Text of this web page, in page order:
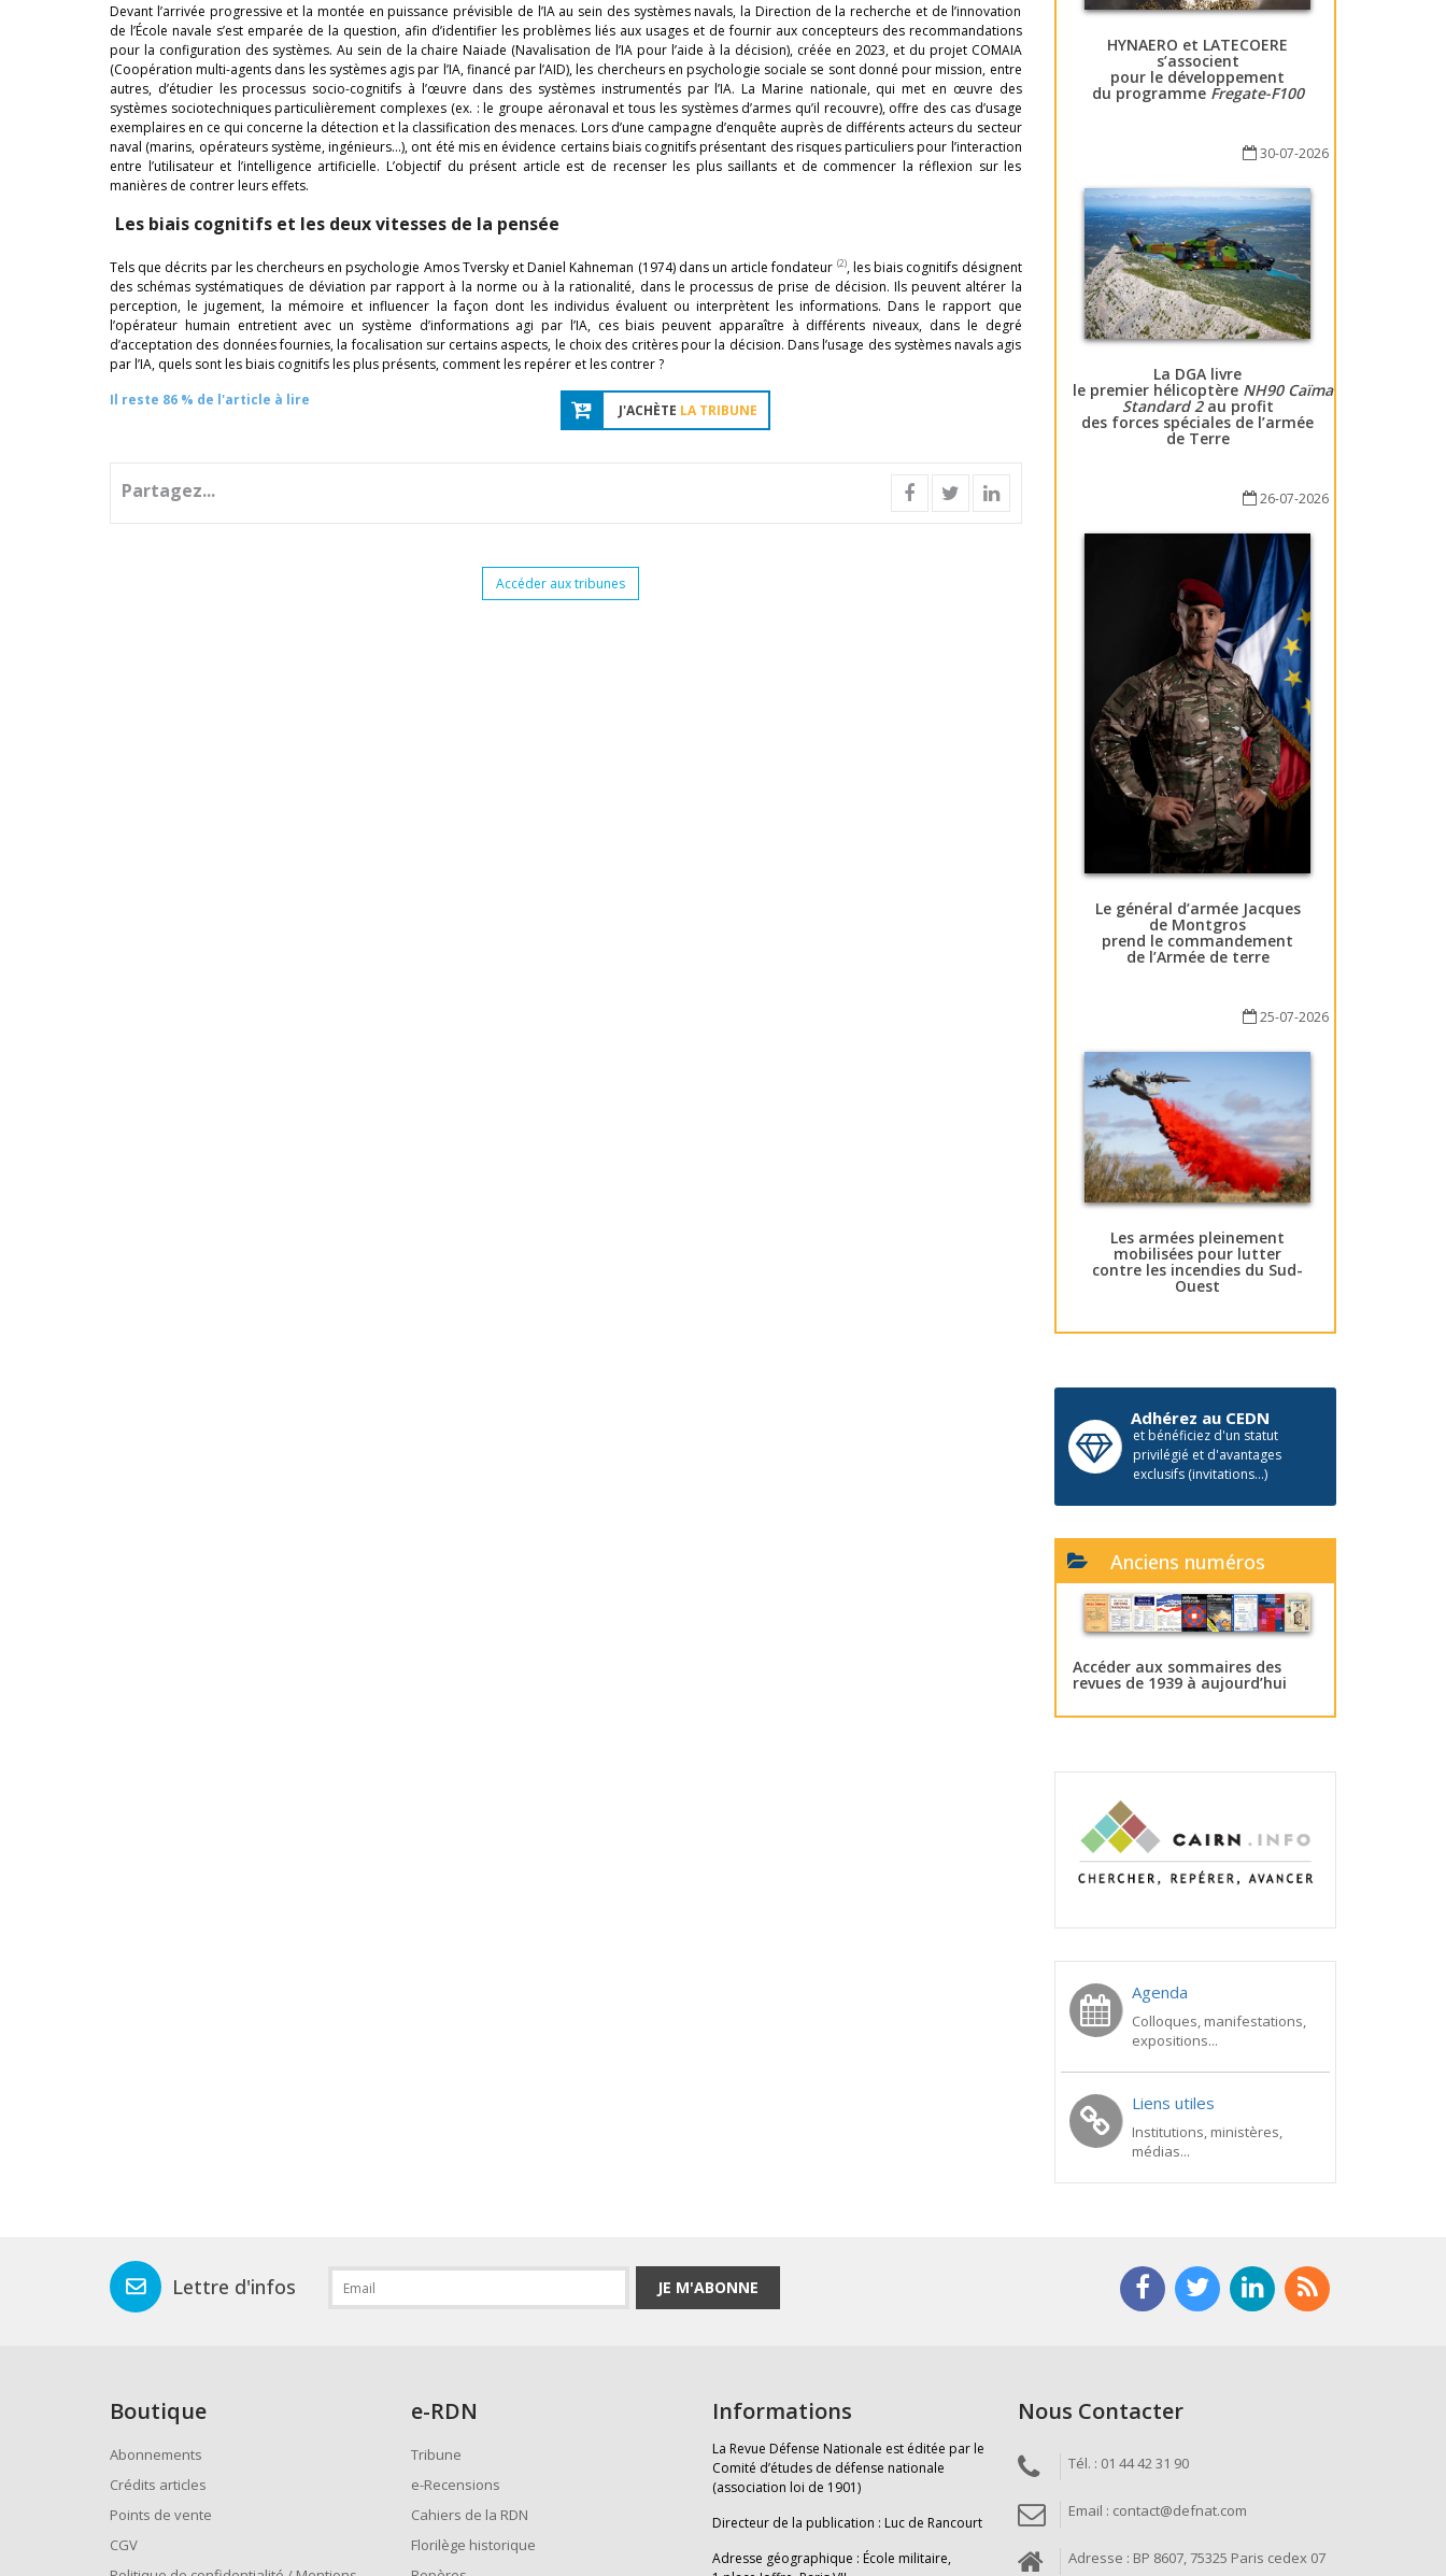
Devant l’arrivée progressive et la montée en puissance prévisible de l’IA au sein des systèmes navals, la Direction de la recherche et de l’innovation
de l’École navale s’est emparée de la question, afin d’identifier les problèmes liés aux usages et de fournir aux concepteurs des recommandations
pour la configuration des systèmes. Au sein de la chaire Naiade (Navalisation de l’IA pour l’aide à la décision), créée en 2023, et du projet COMAIA
(Coopération multi-agents dans les systèmes agis par l’IA, financé par l’AID), les chercheurs en psychologie sociale se sont donné pour mission, entre
autres, d’étudier les processus socio-cognitifs à l’œuvre dans des systèmes instrumentés par l’IA. La Marine nationale, qui met en œuvre des
systèmes sociotechniques particulièrement complexes (ex. : le groupe aéronaval et tous les systèmes d’armes qu’il recouvre), offre des cas d’usage
exemplaires en ce qui concerne la détection et la classification des menaces. Lors d’une campagne d’enquête auprès de différents acteurs du secteur
naval (marins, opérateurs système, ingénieurs…), ont été mis en évidence certains biais cognitifs présentant des risques particuliers pour l’interaction
entre l’utilisateur et l’intelligence artificielle. L’objectif du présent article est de recenser les plus saillants et de commencer la réflexion sur les
manières de contrer leurs effets.
Les biais cognitifs et les deux vitesses de la pensée
Tels que décrits par les chercheurs en psychologie Amos Tversky et Daniel Kahneman (1974) dans un article fondateur (2), les biais cognitifs désignent
des schémas systématiques de déviation par rapport à la norme ou à la rationalité, dans le processus de prise de décision. Ils peuvent altérer la
perception, le jugement, la mémoire et influencer la façon dont les individus évaluent ou interprètent les informations. Dans le rapport que
l’opérateur humain entretient avec un système d’informations agi par l’IA, ces biais peuvent apparaître à différents niveaux, dans le degré
d’acceptation des données fournies, la focalisation sur certains aspects, le choix des critères pour la décision. Dans l’usage des systèmes navals agis
par l’IA, quels sont les biais cognitifs les plus présents, comment les repérer et les contrer ?
Il reste 86 % de l'article à lire
J'ACHÈTE LA TRIBUNE
Partagez...
Accéder aux tribunes
HYNAERO et LATECOERE
s’associent
pour le développement
du programme Fregate-F100
30-07-2026
La DGA livre
le premier hélicoptère NH90 Caïman
Standard 2au profit
des forces spéciales de l’armée
de Terre
26-07-2026
Le général d’armée Jacques
de Montgros
prend le commandement
de l’Armée de terre
25-07-2026
Les armées pleinement
mobilisées pour lutter
contre les incendies du Sud-
Ouest
Adhérez au CEDN
et bénéficiez d'un statut
privilégié et d'avantages
exclusifs (invitations...)
Anciens numéros
Accéder aux sommaires des
revues de 1939 à aujourd’hui
Agenda
Colloques, manifestations,
expositions...
Liens utiles
Institutions, ministères,
médias...
Lettre d'infos JE M'ABONNE
Boutique
Abonnements
Crédits articles
Points de vente
CGV
e-RDN
Tribune
e-Recensions
Cahiers de la RDN
Florilège historique
Informations
La Revue Défense Nationale est éditée par le
Comité d’études de défense nationale
(association loi de 1901)
Directeur de la publication : Luc de Rancourt
Adresse géographique : École militaire,
Nous Contacter
Tél. : 01 44 42 31 90
Email : contact@defnat.com
Adresse : BP 8607, 75325 Paris cedex 07